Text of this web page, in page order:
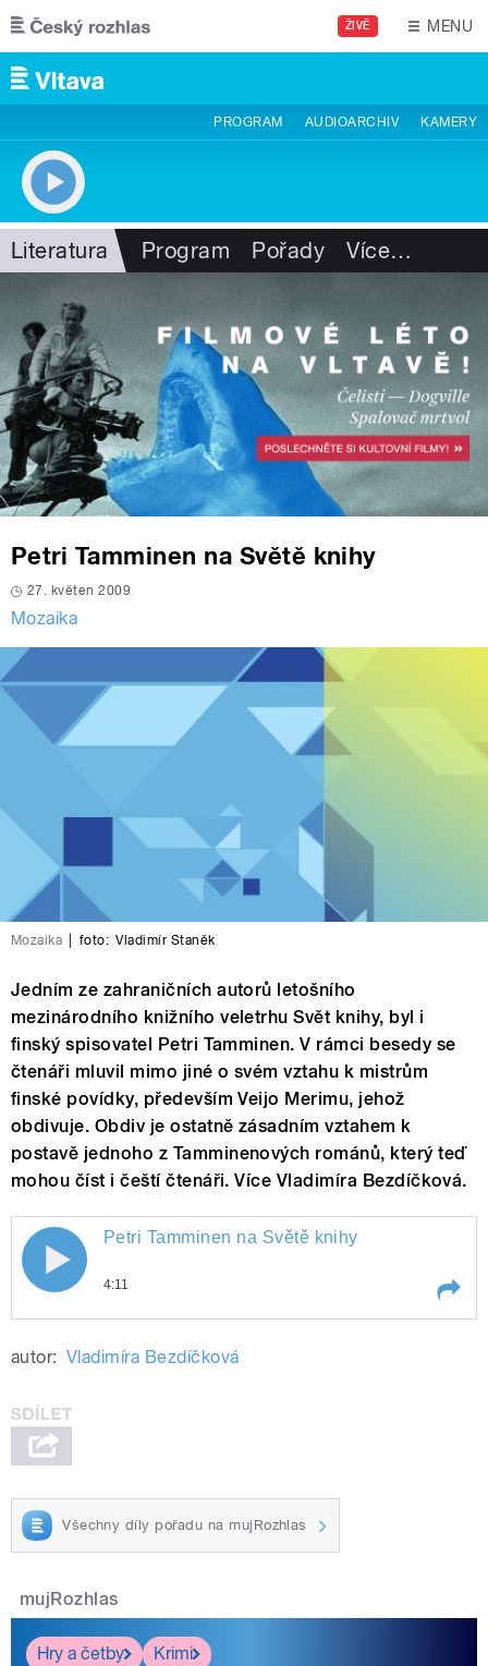
Přejít k hlavnímu obsahu
ŽIVĚ MENU
PROGRAM AUDIOARCHIV KAMERY
Literatura Program Pořady Více…
Petri Tamminen na Světě knihy
27. květen 2009
Mozaika
Mozaika foto: Vladimír Staněk
Jedním ze zahraničních autorů letošního
mezinárodního knižního veletrhu Svět knihy, byl i
finský spisovatel Petri Tamminen. V rámci besedy se
čtenáři mluvil mimo jiné o svém vztahu k mistrům
finské povídky, především Veijo Merimu, jehož
obdivuje. Obdiv je ostatně zásadním vztahem k
postavě jednoho z Tamminenových románů, který teď
mohou číst i čeští čtenáři. Více Vladimíra Bezdíčková.
Petri Tamminen na Světě knihy
pause
Petri Tamminen na Světě knihy
4:11
autor: Vladimíra Bezdíčková
Všechny díly pořadu na mujRozhlas
mujRozhlas
Hry a četby
Krimi